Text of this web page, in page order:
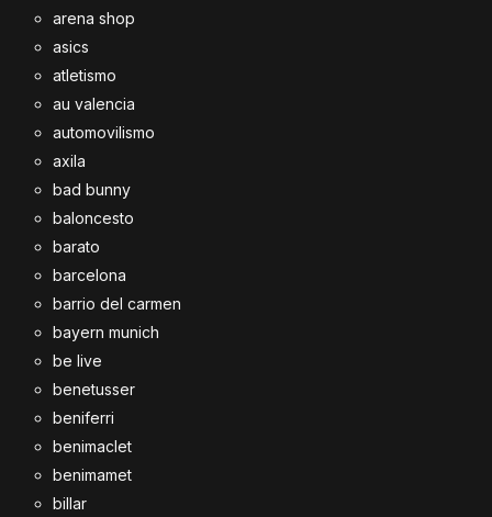
arena shop
asics
atletismo
au valencia
automovilismo
axila
bad bunny
baloncesto
barato
barcelona
barrio del carmen
bayern munich
be live
benetusser
beniferri
benimaclet
benimamet
billar